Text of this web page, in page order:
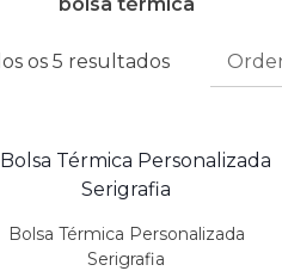
os 5 resultados
Bolsa Térmica Personalizada
Serigrafia